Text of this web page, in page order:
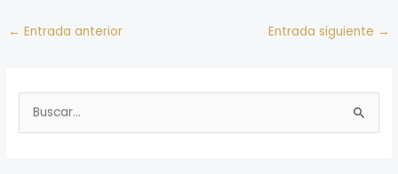
← Entrada anterior Entrada siguiente →